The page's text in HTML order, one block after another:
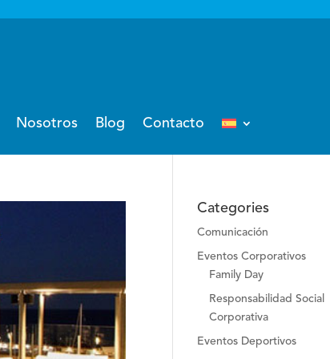
Nosotros Blog Contacto
Categories
Comunicación
Eventos Corporativos
Family Day
Responsabilidad Social
Corporativa
Eventos Deportivos